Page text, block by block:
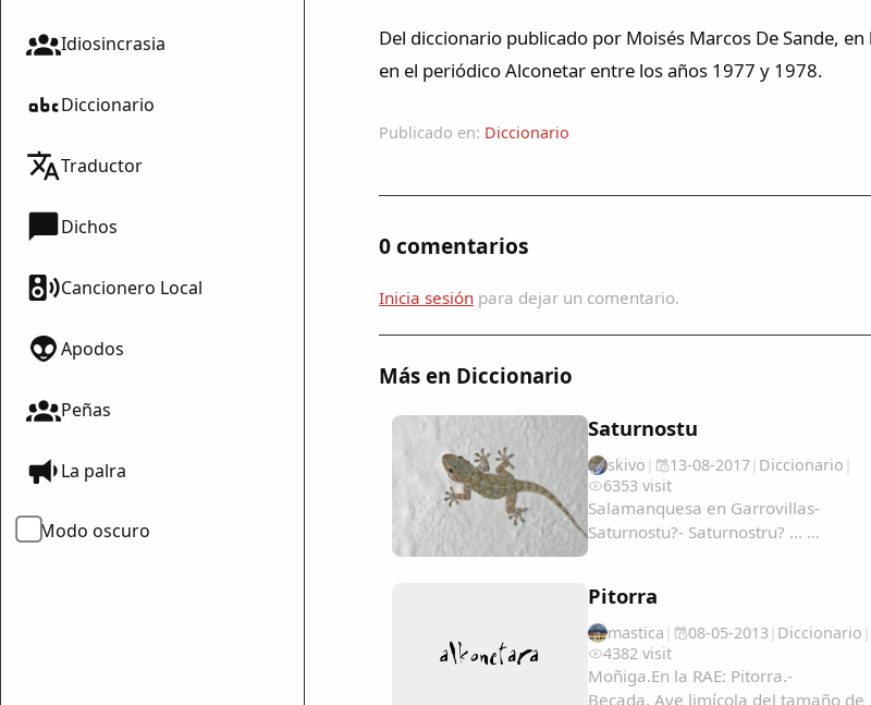
Idiosincrasia
Diccionario
Traductor
Dichos
Cancionero Local
Apodos
Peñas
La palra
Modo oscuro
Del diccionario publicado por Moisés Marcos De Sande,
en el periódico Alconetar entre los años 1977 y 1978.
Publicado en: Diccionario
0 comentarios
Inicia sesión para dejar un comentario.
Más en Diccionario
Saturnostu
skivo | 13-08-2017| Diccionario |
6353 visit
Salamanquesa en Garrovillas-
Saturnostu?- Saturnostru? ... ...
Pitorra
mastica | 08-05-2013| Diccionario |
4382 visit
Moñiga.En la RAE: Pitorra.-
Becada. Ave limícola del tamaño de